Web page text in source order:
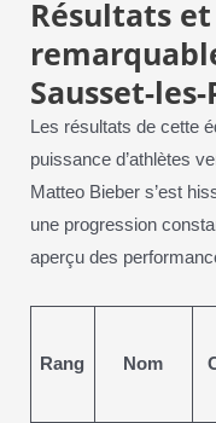
Résultats
Sausset-les-
Les résultats de cette
puissance d’athlètes
Matteo Bieber s’est
une progression
aperçu des
Rang Nom